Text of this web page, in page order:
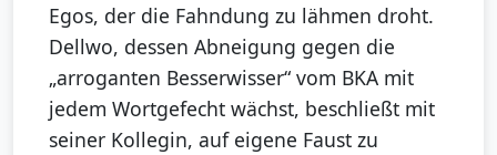
Egos, der die Fahndung zu lähmen droht.
Dellwo, dessen Abneigung gegen die
„arroganten Besserwisser“ vom BKA mit
jedem Wortgefecht wächst, beschließt mit
seiner Kollegin, auf eigene Faust zu